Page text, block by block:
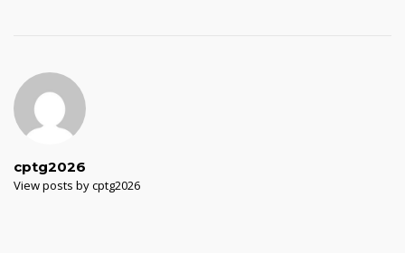
cptg2026
View posts by cptg2026